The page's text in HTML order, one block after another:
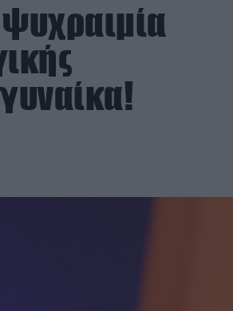
ψυχραιμία